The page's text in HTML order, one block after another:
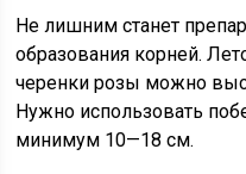
Не лишним станет
образования корней.
черенки розы можно
Нужно использовать
минимум 10—18 см.